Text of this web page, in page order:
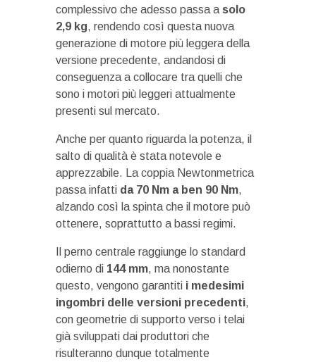
complessivo che adesso passa a solo
2,9 kg, rendendo così questa nuova
generazione di motore più leggera della
versione precedente, andandosi di
conseguenza a collocare tra quelli che
sono i motori più leggeri attualmente
presenti sul mercato.
Anche per quanto riguarda la potenza, il
salto di qualità è stata notevole e
apprezzabile. La coppia Newtonmetrica
passa infatti da 70 Nm a ben 90 Nm,
alzando così la spinta che il motore può
ottenere, soprattutto a bassi regimi.
Il perno centrale raggiunge lo standard
odierno di 144 mm, ma nonostante
questo, vengono garantiti i medesimi
ingombri delle versioni precedenti,
con geometrie di supporto verso i telai
già sviluppati dai produttori che
risulteranno dunque totalmente